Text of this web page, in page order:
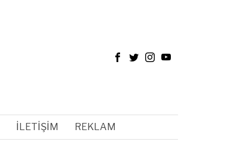
İLETIŞIM REKLAM